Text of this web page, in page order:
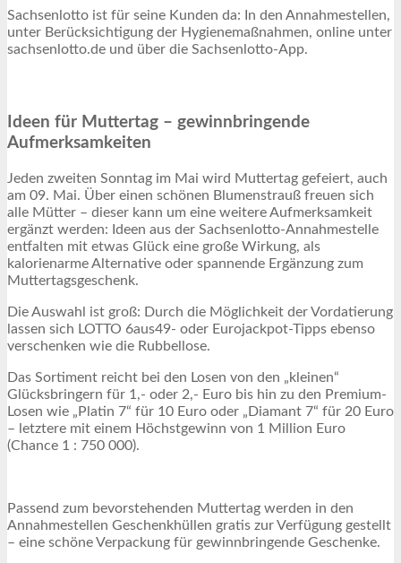
Sachsenlotto ist für seine Kunden da: In den Annahmestellen,
unter Berücksichtigung der Hygienemaßnahmen, online unter
sachsenlotto.de und über die Sachsenlotto-App.
Ideen für Muttertag – gewinnbringende
Aufmerksamkeiten
Jeden zweiten Sonntag im Mai wird Muttertag gefeiert, auch
am 09. Mai. Über einen schönen Blumenstrauß freuen sich
alle Mütter – dieser kann um eine weitere Aufmerksamkeit
ergänzt werden: Ideen aus der Sachsenlotto-Annahmestelle
entfalten mit etwas Glück eine große Wirkung, als
kalorienarme Alternative oder spannende Ergänzung zum
Muttertagsgeschenk.
Die Auswahl ist groß: Durch die Möglichkeit der Vordatierung
lassen sich LOTTO 6aus49- oder Eurojackpot-Tipps ebenso
verschenken wie die Rubbellose.
Das Sortiment reicht bei den Losen von den „kleinen“
Glücksbringern für 1,- oder 2,- Euro bis hin zu den Premium-
Losen wie „Platin 7“ für 10 Euro oder „Diamant 7“ für 20 Euro
– letztere mit einem Höchstgewinn von 1 Million Euro
(Chance 1 : 750 000).
Passend zum bevorstehenden Muttertag werden in den
Annahmestellen Geschenkhüllen gratis zur Verfügung gestellt
– eine schöne Verpackung für gewinnbringende Geschenke.